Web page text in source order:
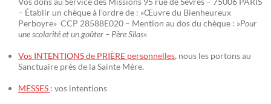
– Établir un chèque à l’ordre de : «Œuvre du Bienheureux
Perboyre» CCP 28588E020 – Mention au dos du chèque : »Pour
une scolarité et un goûter – Père Silas«
Vos INTENTIONS de PRIÈRE personnelles, nous les portons au
Sanctuaire près de la Sainte Mère.
MESSES : vos intentions